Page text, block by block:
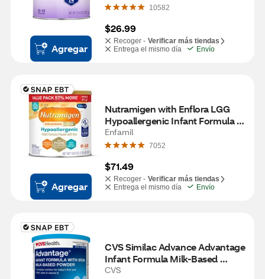
Agregar
10582
$26.99
Recoger - Verificar más tiendas
Entrega el mismo día
Envío
Agregar
Nutramigen with Enflora LGG
Hypoallergenic Infant Formula
with Iron, 19.8 OZ
Enfamil
7052
$71.49
Recoger - Verificar más tiendas
Entrega el mismo día
Envío
CVS Similac Advance Advantage
Infant Formula Milk-Based
Powder with Iron, 12.4 OZ
CVS